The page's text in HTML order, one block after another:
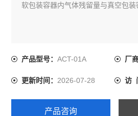
软包装容器内气体残留量与真空包装
产品型号：ACT-01A 厂
更新时间：2026-07-28 访
产品咨询